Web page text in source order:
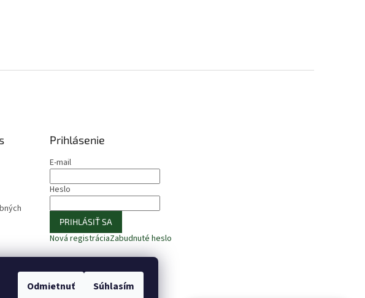
Odmietnuť Súhlasím
Prihlásenie
E-mail
Heslo
PRIHLÁSIŤ SA
Nová registráciaZabudnuté heslo
NOVINKY −10 %